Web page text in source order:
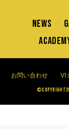
NEWS
お問い合わせ VI